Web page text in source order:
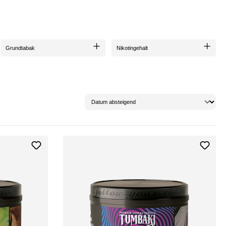
ut labore et dolore magna aliquyam erat, sed diam voluptua. At vero eos et
et justo duo dolores et ea rebum. Stet clita kasd gubergren, no sea takimata
et justo duo dolores et ea rebum. Stet clita kasd gubergren, no sea takimata
sed diam voluptua. At vero eos et accusam et justo duo dolores et ea rebum.
et justo duo dolores et ea rebum. Stet clita kasd gubergren, no sea takimata
sed diam voluptua. At vero eos et accusam et justo duo dolores et ea rebum.
Grundtabak Nikotingehalt